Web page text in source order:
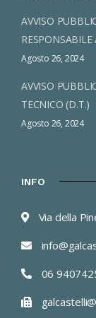
AVVISO
Agosto 26, 2024
AVVISO
TECNICO (D.T.)
Agosto 26, 2024
INFO
Via della
06